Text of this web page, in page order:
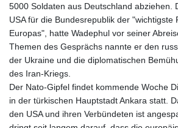
5000 Soldaten aus Deutschland abziehen.
USA für die Bundesrepublik der "wichtigste
Europas", hatte Wadephul vor seiner
Themen des Gesprächs nannte er den
der Ukraine und die diplomatischen
des Iran-Kriegs.
Der Nato-Gipfel findet kommende Woche
in der türkischen Hauptstadt Ankara statt.
den USA und ihren Verbündeten ist